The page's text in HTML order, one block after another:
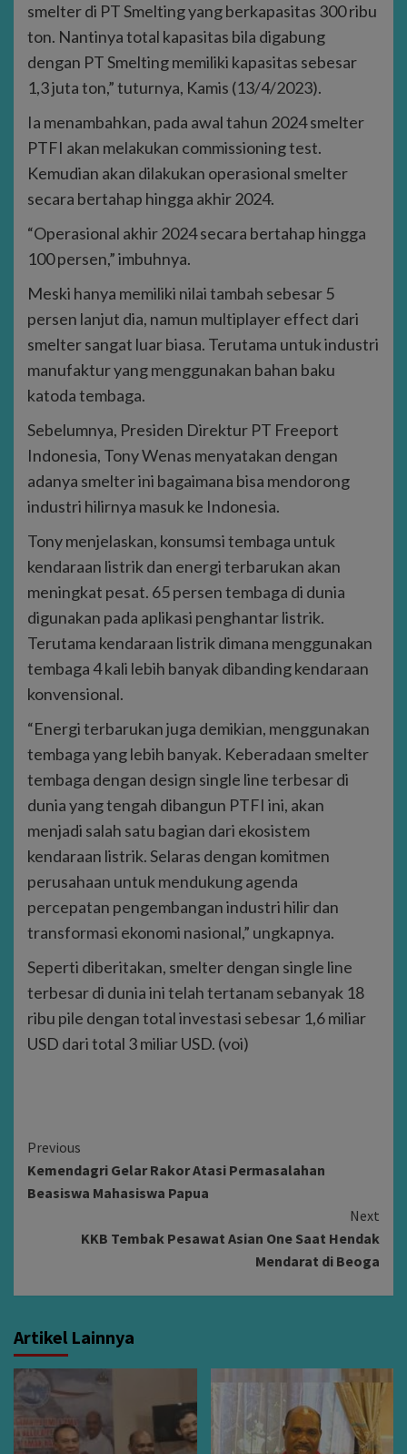
smelter di PT Smelting yang berkapasitas 300 ribu
ton. Nantinya total kapasitas bila digabung
dengan PT Smelting memiliki kapasitas sebesar
1,3 juta ton,” tuturnya, Kamis (13/4/2023).
Ia menambahkan, pada awal tahun 2024 smelter
PTFI akan melakukan commissioning test.
Kemudian akan dilakukan operasional smelter
secara bertahap hingga akhir 2024.
“Operasional akhir 2024 secara bertahap hingga
100 persen,” imbuhnya.
Meski hanya memiliki nilai tambah sebesar 5
persen lanjut dia, namun multiplayer effect dari
smelter sangat luar biasa. Terutama untuk industri
manufaktur yang menggunakan bahan baku
katoda tembaga.
Sebelumnya, Presiden Direktur PT Freeport
Indonesia, Tony Wenas menyatakan dengan
adanya smelter ini bagaimana bisa mendorong
industri hilirnya masuk ke Indonesia.
Tony menjelaskan, konsumsi tembaga untuk
kendaraan listrik dan energi terbarukan akan
meningkat pesat. 65 persen tembaga di dunia
digunakan pada aplikasi penghantar listrik.
Terutama kendaraan listrik dimana menggunakan
tembaga 4 kali lebih banyak dibanding kendaraan
konvensional.
“Energi terbarukan juga demikian, menggunakan
tembaga yang lebih banyak. Keberadaan smelter
tembaga dengan design single line terbesar di
dunia yang tengah dibangun PTFI ini, akan
menjadi salah satu bagian dari ekosistem
kendaraan listrik. Selaras dengan komitmen
perusahaan untuk mendukung agenda
percepatan pengembangan industri hilir dan
transformasi ekonomi nasional,” ungkapnya.
Seperti diberitakan, smelter dengan single line
terbesar di dunia ini telah tertanam sebanyak 18
ribu pile dengan total investasi sebesar 1,6 miliar
USD dari total 3 miliar USD. (voi)
Continue
Reading
Previous
Kemendagri Gelar Rakor Atasi Permasalahan
Beasiswa Mahasiswa Papua
Next
KKB Tembak Pesawat Asian One Saat Hendak
Mendarat di Beoga
Artikel Lainnya